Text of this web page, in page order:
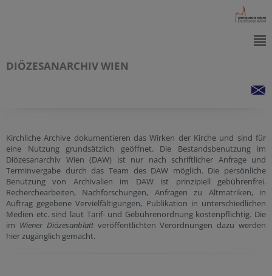
DIÖZESANARCHIV WIEN
Kirchliche Archive dokumentieren das Wirken der Kirche und sind für
eine Nutzung grundsätzlich geöffnet. Die Bestandsbenutzung im
Diözesanarchiv Wien (DAW) ist nur nach schriftlicher Anfrage und
Terminvergabe durch das Team des DAW möglich. Die persönliche
Benutzung von Archivalien im DAW ist prinzipiell gebührenfrei.
Recherchearbeiten, Nachforschungen, Anfragen zu Altmatriken, in
Auftrag gegebene Vervielfältigungen, Publikation in unterschiedlichen
Medien etc. sind laut Tarif- und Gebührenordnung kostenpflichtig. Die
im Wiener Diözesanblattveröffentlichten Verordnungen dazu werden
hier zugänglich gemacht.